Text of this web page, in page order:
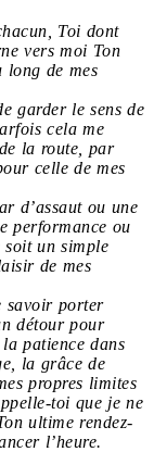
Toi dont
vers moi Ton
long de mes
garder le sens de
cela me
la route, par
celle de mes
d’assaut ou une
performance ou
soit un simple
de mes
savoir porter
détour pour
patience dans
la grâce de
propres limites
toi que je ne
ultime rendez-
l’heure.